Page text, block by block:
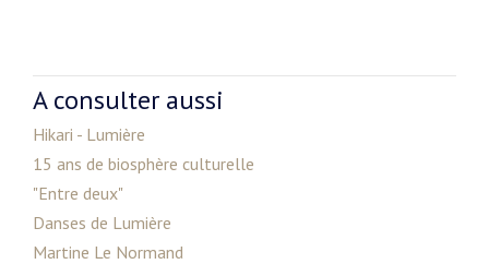
A consulter aussi
Hikari - Lumière
15 ans de biosphère culturelle
"Entre deux"
Danses de Lumière
Martine Le Normand